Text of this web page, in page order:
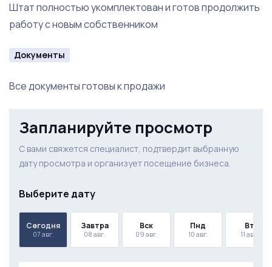
Штат полностью укомплектован и готов продолжить
работу с новым собственником
Документы
Все документы готовы к продажи
Запланируйте просмотр
С вами свяжется специалист, подтвердит выбранную
дату просмотра и организует посещение бизнеса.
Выберите дату
Сегодня
07 авг.
Завтра
08 авг.
Вск
09 авг.
Пнд
10 авг.
Вт
11 авг.